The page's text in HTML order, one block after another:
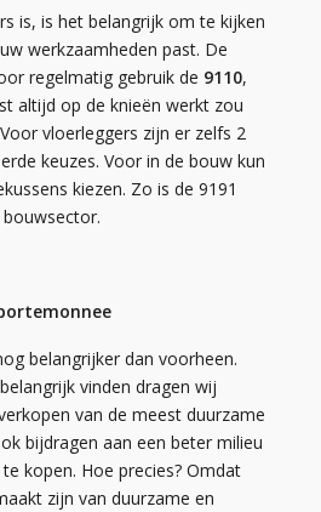
is, is het belangrijk om te kijken
werkzaamheden past. De
regelmatig gebruik de 9110,
altijd op de knieën werkt zou
vloerleggers zijn er zelfs 2
keuzes. Voor in de bouw kun
kiezen. Zo is de 9191
belangrijker dan voorheen.
vinden dragen wij
van de meest duurzame
bijdragen aan een beter milieu
kopen. Hoe precies? Omdat
zijn van duurzame en